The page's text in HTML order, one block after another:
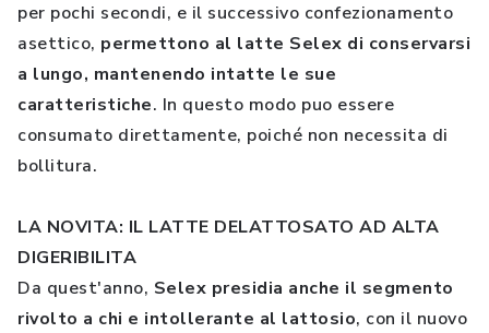
per pochi secondi, e il successivo confezionamento
asettico, permettono al latte Selex di conservarsi
a lungo, mantenendo intatte le sue
caratteristiche. In questo modo puo essere
consumato direttamente, poiché non necessita di
bollitura.
LA NOVITA: IL LATTE DELATTOSATO AD ALTA
DIGERIBILITA
Da quest'anno, Selex presidia anche il segmento
rivolto a chi e intollerante al lattosio, con il nuovo